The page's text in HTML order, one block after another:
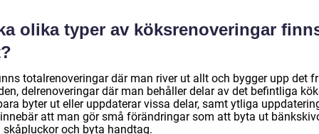
olika typer av köksrenoveringar
totalrenoveringar där man river ut allt och bygger upp det
delrenoveringar där man behåller delar av det befintliga
byter ut eller uppdaterar vissa delar, samt ytliga
att man gör små förändringar som att byta ut
skåpluckor och byta handtag.